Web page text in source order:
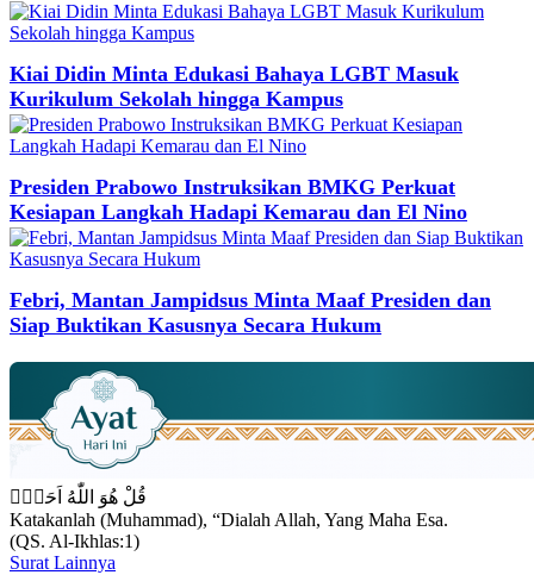
Kiai Didin Minta Edukasi Bahaya LGBT Masuk
Kurikulum Sekolah hingga Kampus
Presiden Prabowo Instruksikan BMKG Perkuat
Kesiapan Langkah Hadapi Kemarau dan El Nino
Febri, Mantan Jampidsus Minta Maaf Presiden dan
Siap Buktikan Kasusnya Secara Hukum
قُلْ هُوَ اللّٰهُ اَحَدٌۚ
Katakanlah (Muhammad), “Dialah Allah, Yang Maha Esa.
(QS. Al-Ikhlas:1)
Surat Lainnya